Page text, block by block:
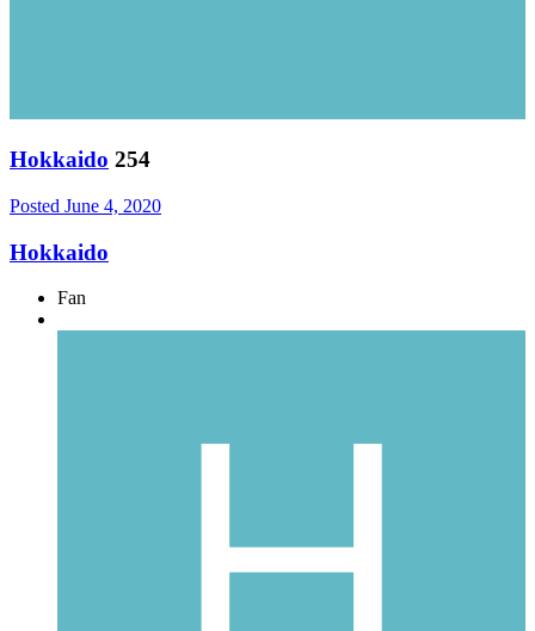
Hokkaido 254
Posted June 4, 2020
Hokkaido
Fan